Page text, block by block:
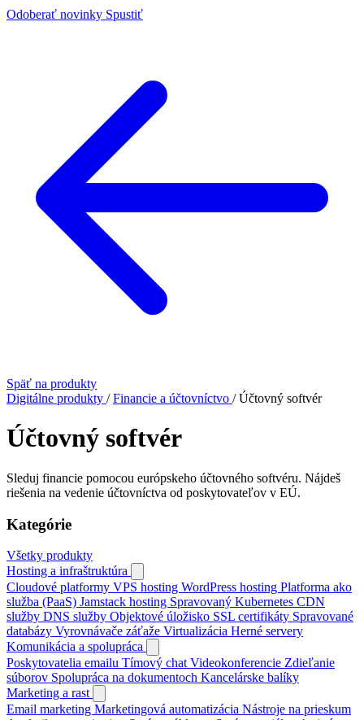
Odoberať novinky Spustiť
Späť na produkty
Digitálne produkty / Financie a účtovníctvo / Účtovný softvér
Účtovný softvér
Sleduj financie pomocou európskeho účtovného softvéru. Nájdeš
riešenia na vedenie účtovníctva od poskytovateľov v EÚ.
Kategórie
Všetky produkty
Hosting a infraštruktúra
Cloudové platformy VPS hosting WordPress hosting Platforma ako
služba (PaaS) Jamstack hosting Spravovaný Kubernetes CDN
služby DNS služby Objektové úložisko SSL certifikáty Spravované
databázy Vyrovnávače záťaže Virtualizácia Herné servery
Komunikácia a spolupráca
Poskytovatelia emailu Tímový chat Videokonferencie Zdieľanie
súborov Spolupráca na dokumentoch Kancelárske balíky
Marketing a rast
Email marketing Marketingová automatizácia Nástroje na prieskum